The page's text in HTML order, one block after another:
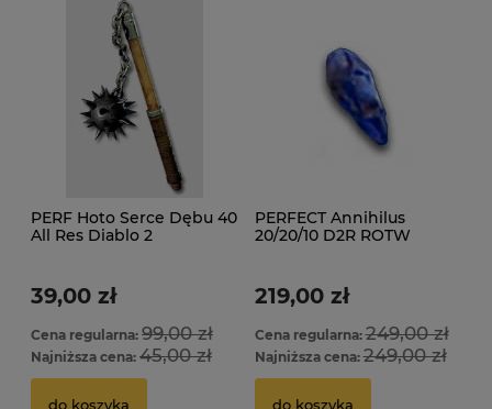
PERF Hoto Serce Dębu 40
All Res Diablo 2
39,00 zł
Cena regularna: 99,00 zł
Najniższa cena: 45,00 zł
do koszyka
PERFECT Annihilus
20/20/10 D2R ROTW
219,00 zł
Cena regularna:249,00 zł
Najniższa cena:249,00 zł
do koszyka